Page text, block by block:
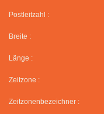
Postleitzahl :
Breite :
Länge :
Zeitzone :
Zeitzonenbezeichner :